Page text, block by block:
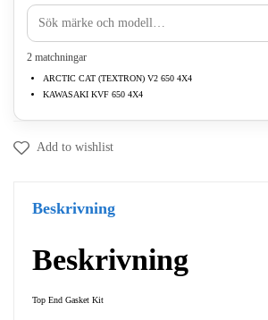
2 matchningar
ARCTIC CAT (TEXTRON) V2 650 4X4
KAWASAKI KVF 650 4X4
Add to wishlist
Beskrivning
Beskrivning
Top End Gasket Kit